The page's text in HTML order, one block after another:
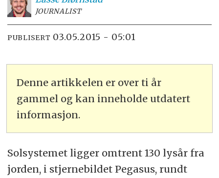
JOURNALIST
PUBLISERT 03.05.2015 - 05:01
Denne artikkelen er over ti år
gammel og kan inneholde utdatert
informasjon.
Solsystemet ligger omtrent 130 lysår fra
jorden, i stjernebildet Pegasus, rundt